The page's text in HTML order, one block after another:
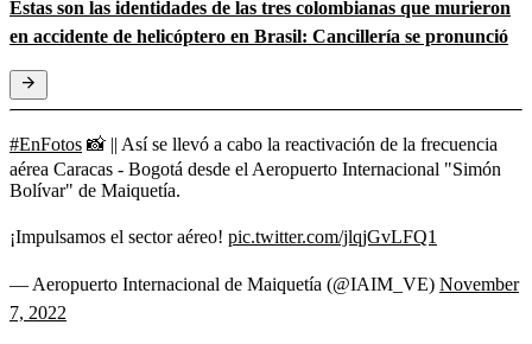
Estas son las identidades de las tres colombianas que murieron
en accidente de helicóptero en Brasil: Cancillería se pronunció
#EnFotos 📸 || Así se llevó a cabo la reactivación de la frecuencia
aérea Caracas - Bogotá desde el Aeropuerto Internacional "Simón
Bolívar" de Maiquetía.
¡Impulsamos el sector aéreo! pic.twitter.com/jlqjGvLFQ1
— Aeropuerto Internacional de Maiquetía (@IAIM_VE) November
7, 2022